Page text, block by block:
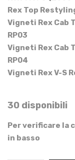
Rex Top
Vigneti Rex Cab
RP03
Vigneti Rex Cab
RP04
Vigneti Rex V-S
30 disponibili
Per verificare la
in basso